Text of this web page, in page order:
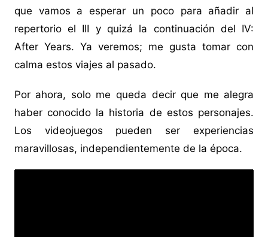
que vamos a esperar un poco para añadir al
repertorio el III y quizá la continuación del IV:
After Years. Ya veremos; me gusta tomar con
calma estos viajes al pasado.
Por ahora, solo me queda decir que me alegra
haber conocido la historia de estos personajes.
Los videojuegos pueden ser experiencias
maravillosas, independientemente de la época.